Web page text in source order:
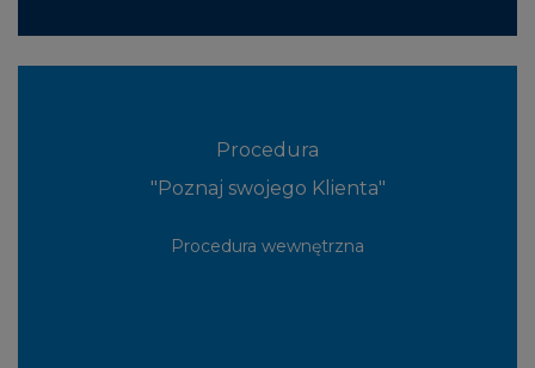
Procedura
"Poznaj swojego Klienta"
Procedura wewnętrzna